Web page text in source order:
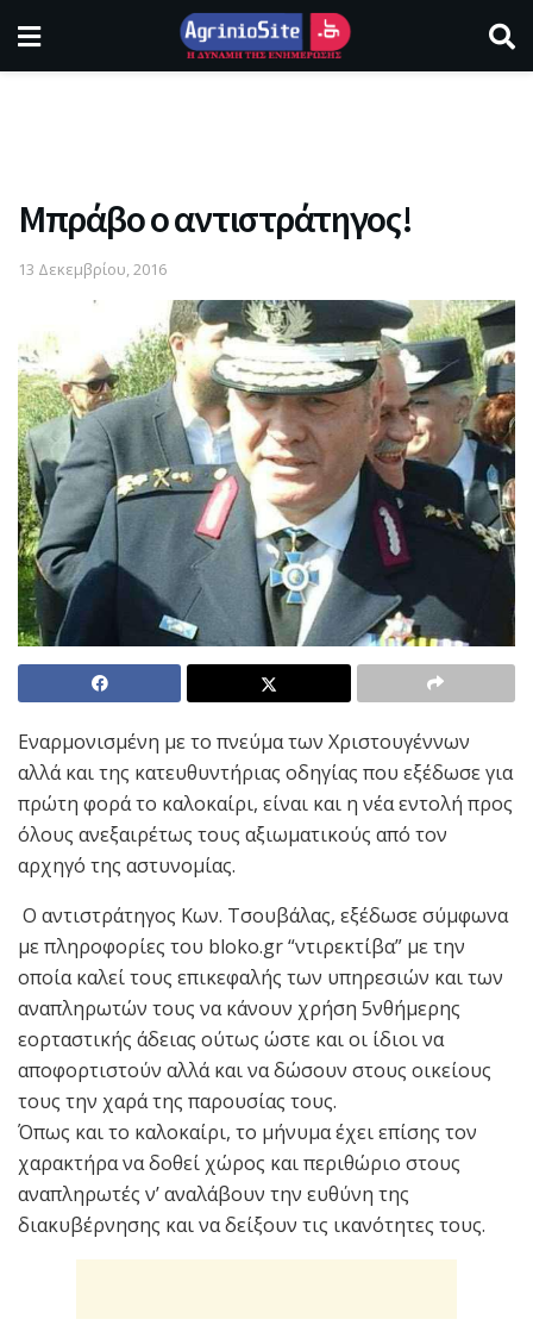
Μπράβο ο αντιστράτηγος!
13 Δεκεμβρίου, 2016
Εναρμονισμένη με το πνεύμα των Χριστουγέννων
αλλά και της κατευθυντήριας οδηγίας που εξέδωσε για
πρώτη φορά το καλοκαίρι, είναι και η νέα εντολή προς
όλους ανεξαιρέτως τους αξιωματικούς από τον
αρχηγό της αστυνομίας.
Ο αντιστράτηγος Κων. Τσουβάλας, εξέδωσε σύμφωνα
με πληροφορίες του bloko.gr “ντιρεκτίβα” με την
οποία καλεί τους επικεφαλής των υπηρεσιών και των
αναπληρωτών τους να κάνουν χρήση 5νθήμερης
εορταστικής άδειας ούτως ώστε και οι ίδιοι να
αποφορτιστούν αλλά και να δώσουν στους οικείους
τους την χαρά της παρουσίας τους.
Όπως και το καλοκαίρι, το μήνυμα έχει επίσης τον
χαρακτήρα να δοθεί χώρος και περιθώριο στους
αναπληρωτές ν’ αναλάβουν την ευθύνη της
διακυβέρνησης και να δείξουν τις ικανότητες τους.